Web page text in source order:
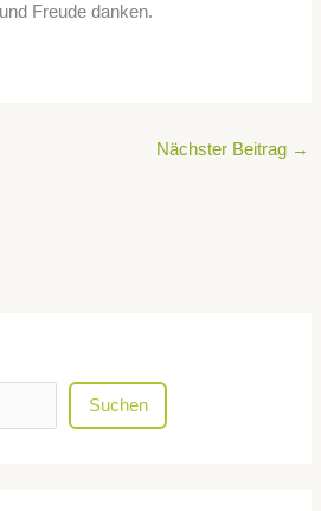
Freude danken.
Nächster Beitrag →
Suchen